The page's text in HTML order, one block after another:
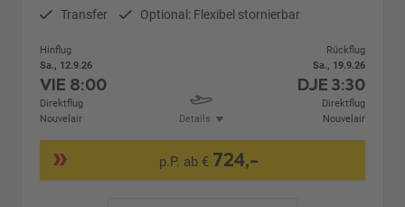
Transfer Optional: Flexibel stornierbar
Hinflug
Sa., 12.9.26
VIE 8:00
Direktflug
Nouvelair
Details
Rückflug
Sa., 19.9.26
DJE 3:30
Direktflug
Nouvelair
p.P. ab € 724,-